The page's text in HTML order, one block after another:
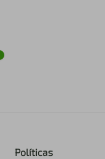
Políticas